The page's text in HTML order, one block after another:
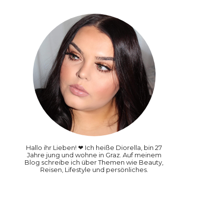
Hallo ihr Lieben! ❤ Ich heiße Diorella, bin 27
Jahre jung und wohne in Graz. Auf meinem
Blog schreibe ich über Themen wie Beauty,
Reisen, Lifestyle und persönliches.